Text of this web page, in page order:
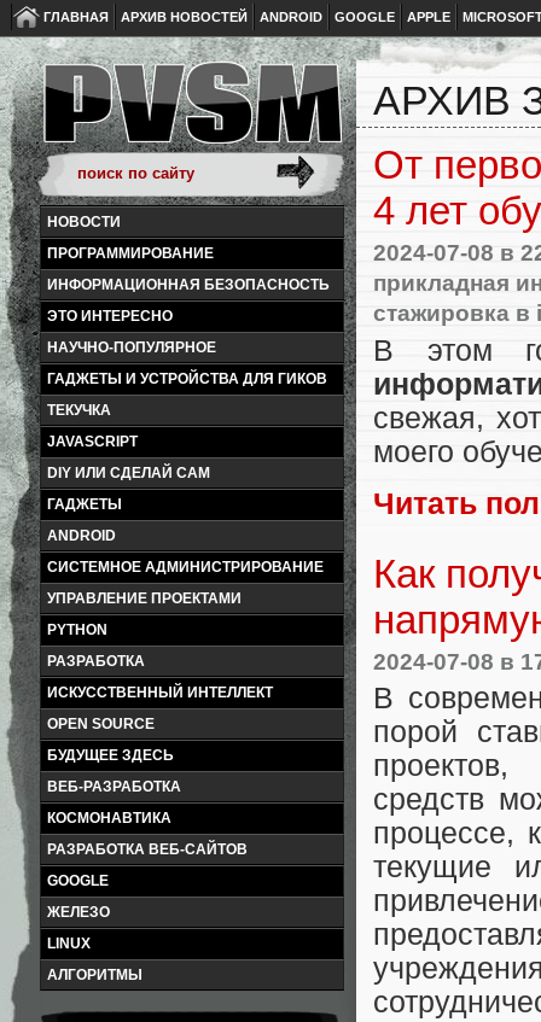
ГЛАВНАЯ АРХИВ НОВОСТЕЙ ANDROID GOOGLE APPLE
НОВОСТИ
ПРОГРАММИРОВАНИЕ
ИНФОРМАЦИОННАЯ БЕЗОПАСНОСТЬ
ЭТО ИНТЕРЕСНО
НАУЧНО-ПОПУЛЯРНОЕ
ГАДЖЕТЫ И УСТРОЙСТВА ДЛЯ ГИКОВ
ТЕКУЧКА
JAVASCRIPT
DIY ИЛИ СДЕЛАЙ САМ
ГАДЖЕТЫ
ANDROID
СИСТЕМНОЕ АДМИНИСТРИРОВАНИЕ
УПРАВЛЕНИЕ ПРОЕКТАМИ
PYTHON
РАЗРАБОТКА
ИСКУССТВЕННЫЙ ИНТЕЛЛЕКТ
OPEN SOURCE
БУДУЩЕЕ ЗДЕСЬ
ВЕБ-РАЗРАБОТКА
КОСМОНАВТИКА
РАЗРАБОТКА ВЕБ-САЙТОВ
GOOGLE
ЖЕЛЕЗО
LINUX
АЛГОРИТМЫ
АРХИВ
От
4 лет
2024-07-08 в
прикладная
стажировка в
В этом
свежая,
моего
Читать
Как
2024-07-08 в
В
порой
средств
процессе,
текущие